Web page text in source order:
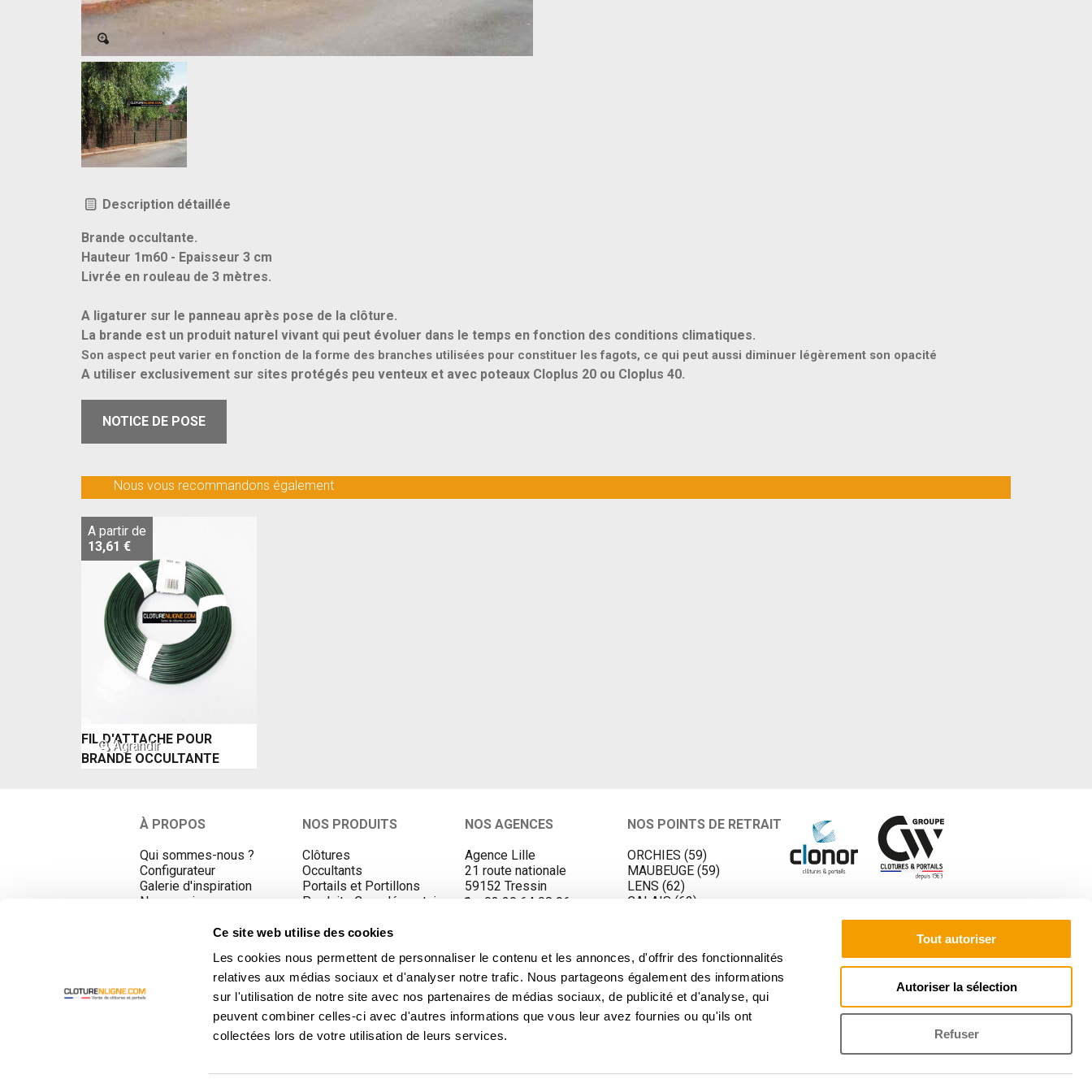
Ce site web utilise des cookies
Les cookies nous permettent de personnaliser le contenu et les annonces, d'offrir des fonctionnalités
relatives aux médias sociaux et d'analyser notre trafic. Nous partageons également des informations
sur l'utilisation de notre site avec nos partenaires de médias sociaux, de publicité et d'analyse, qui
peuvent combiner celles-ci avec d'autres informations que vous leur avez fournies ou qu'ils ont
collectées lors de votre utilisation de leurs services.
Tout autoriser
Autoriser la sélection
Refuser
Description détaillée
Brande occultante.
Hauteur 1m60 - Epaisseur 3 cm
Livrée en rouleau de 3 mètres.
A ligaturer sur le panneau après pose de la clôture.
La brande est un produit naturel vivant qui peut évoluer dans le temps en fonction des conditions climatiques.
Son aspect peut varier en fonction de la forme des branches utilisées pour constituer les fagots, ce qui peut aussi diminuer légèrement son opacité
A utiliser exclusivement sur sites protégés peu venteux et avec poteaux Cloplus 20 ou Cloplus 40.
NOTICE DE POSE
Nous vous recommandons également
FIL D'ATTACHE POUR
BRANDE OCCULTANTE
A partir de
13,61 €
Agrandir
À PROPOS
Qui sommes-nous ?
Configurateur
Galerie d'inspiration
Nos services
Espaces conseils
NOS PRODUITS
Clôtures
Occultants
Portails et Portillons
Produits Complémentaires
NOS AGENCES
Agence Lille
21 route nationale
59152 Tressin
03 20 64 08 96
NOS POINTS DE RETRAIT
ORCHIES (59)
MAUBEUGE (59)
LENS (62)
CALAIS (62)
Paiement sécurisé
Conçu et fabriqué en
Livraison gratuite dès
*Hors Corse et DOM-TOM
facebook.com/Cloturenligne